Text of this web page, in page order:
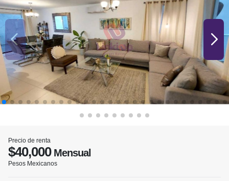
Precio de renta
$40,000Mensual
Pesos Mexicanos